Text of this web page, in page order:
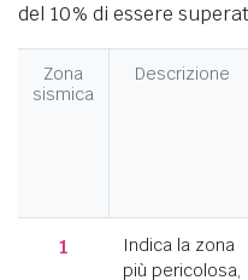
del 10% di essere
Zona
sismica
Descrizione
1
Indica la zona
più pericolosa,